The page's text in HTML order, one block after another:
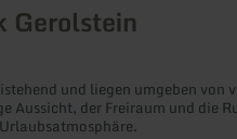
Gerolstein
und liegen umgeben von
Aussicht, der Freiraum und die